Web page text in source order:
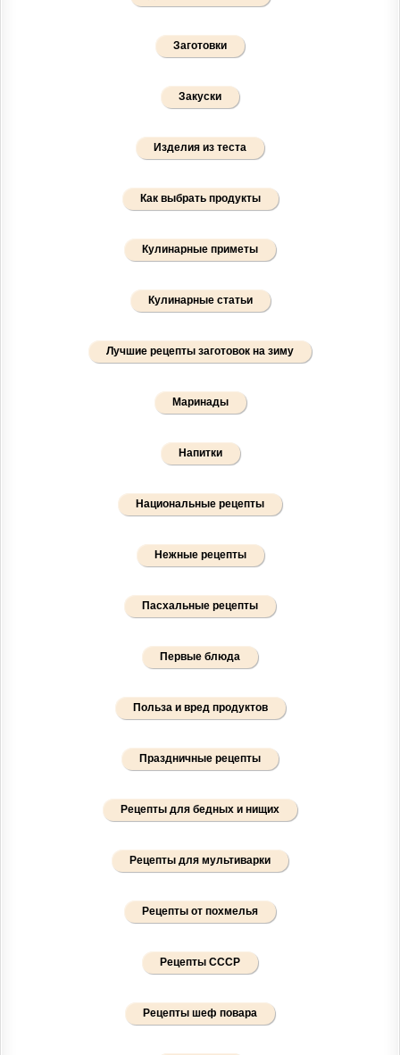
Заготовки
Закуски
Изделия из теста
Как выбрать продукты
Кулинарные приметы
Кулинарные статьи
Лучшие рецепты заготовок на зиму
Маринады
Напитки
Национальные рецепты
Нежные рецепты
Пасхальные рецепты
Первые блюда
Польза и вред продуктов
Праздничные рецепты
Рецепты для бедных и нищих
Рецепты для мультиварки
Рецепты от похмелья
Рецепты СССР
Рецепты шеф повара